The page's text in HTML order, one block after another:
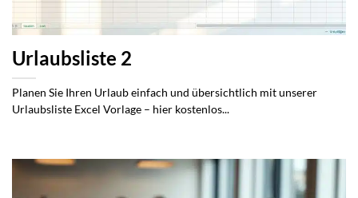
Urlaubsliste 2
Planen Sie Ihren Urlaub einfach und übersichtlich mit unserer
Urlaubsliste Excel Vorlage – hier kostenlos...